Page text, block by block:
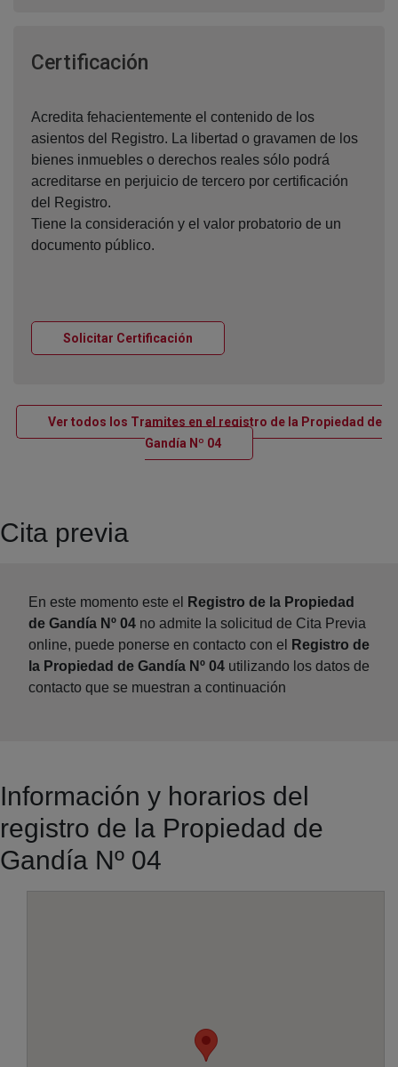
Certificación
Acredita fehacientemente el contenido de los
asientos del Registro. La libertad o gravamen de los
bienes inmuebles o derechos reales sólo podrá
acreditarse en perjuicio de tercero por certificación
del Registro.
Tiene la consideración y el valor probatorio de un
documento público.
Solicitar Certificación
Ver todos los Tramites en el registro de la Propiedad de
Gandía Nº 04Ventana nueva
Cita previa
En este momento este el
Registro de la Propiedad
de Gandía Nº 04 no admite la solicitud de Cita Previa
online, puede ponerse en contacto con el
Registro de
la Propiedad de Gandía Nº 04 utilizando los datos de
contacto que se muestran a continuación
Información y horarios del
registro de la Propiedad de
Gandía Nº 04